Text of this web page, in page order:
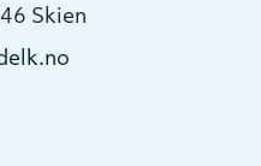
Skien